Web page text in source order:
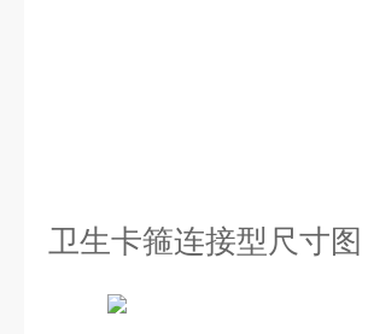
卫生卡箍连接型尺寸图